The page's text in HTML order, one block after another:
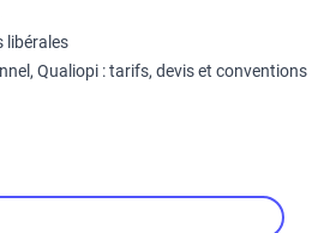
libérales
Qualiopi : tarifs, devis et conventions